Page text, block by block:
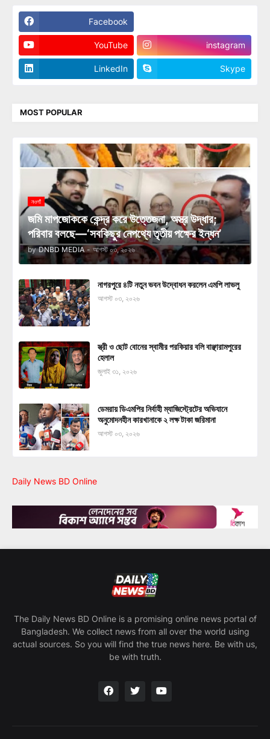
Facebook
YouTube instagram
LinkedIn Skype
MOST POPULAR
নওগাঁ
জমি মাপজোককে কেন্দ্র করে উত্তেজনা, অস্ত্র উদ্ধার;
পরিবার বলছে—‘সবকিছুর নেপথ্যে তৃতীয় পক্ষের ইন্ধন’
by DNBD MEDIA - আগস্ট ০৩, ২০২৬
নাগরপুরে ৪টি নতুন ভবন উদ্বোধন করলেন এমপি লাভলু
আগস্ট ০৩, ২০২৬
স্ত্রী ও ছোট বোনের স্বামীর পরকিয়ার বলি বাঞ্ছারামপুরের
হেলাল
জুলাই ৩১, ২০২৬
ডেমরায় ডিএমপির নির্বাহী ম্যাজিস্ট্রেটের অভিযানে
অনুমোদনহীন কারখানাকে ২ লক্ষ টাকা জরিমানা
আগস্ট ০৩, ২০২৬
Daily News BD Online
The Daily News BD Online is a promising online news portal of
Bangladesh. We collect news from all over the world using
actual sources. So you will find the true news here. Be with us,
be with truth.